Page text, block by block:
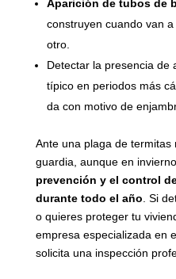
Aparición de tubos de
construyen cuando van
otro.
Detectar la presencia de
típico en periodos más
da con motivo de
Ante una plaga de termitas
guardia, aunque en
prevención y el control
durante todo el año. Si
o quieres proteger tu
empresa especializada en
solicita una inspección